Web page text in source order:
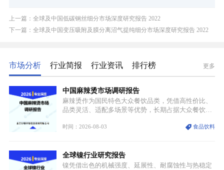
上一篇：全球及中国低碳钢丝细分市场深度研究报告 2022
下一篇：全球及中国变压吸附及膜分离沼气提纯细分市场深度研究报告 2022
市场分析 行业简报 行业资讯 排行榜 更多
中国麻辣烫市场调研报告
麻辣烫作为国民特色大众餐饮品类，凭借高性价比、
品类灵活、适配多场景等优势，长期占据大众餐饮重
型，叠加消费需求升级、线上流量变革、新零售业态
特点，在消费、创业、政策、技术多重驱动下，依旧
具备强劲的发展活力。
时间：2026-08-03 食品饮料
全球镍行业研究报告
镍凭借出色的机械强度、延展性、耐腐蚀性与热稳定